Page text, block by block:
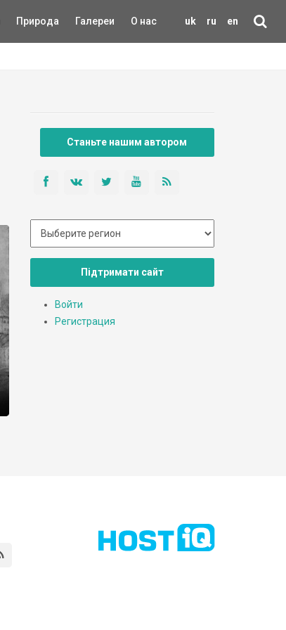
uk ru en
Природа Галереи О нас
Станьте нашим автором
Підтримати сайт
Войти
Регистрация